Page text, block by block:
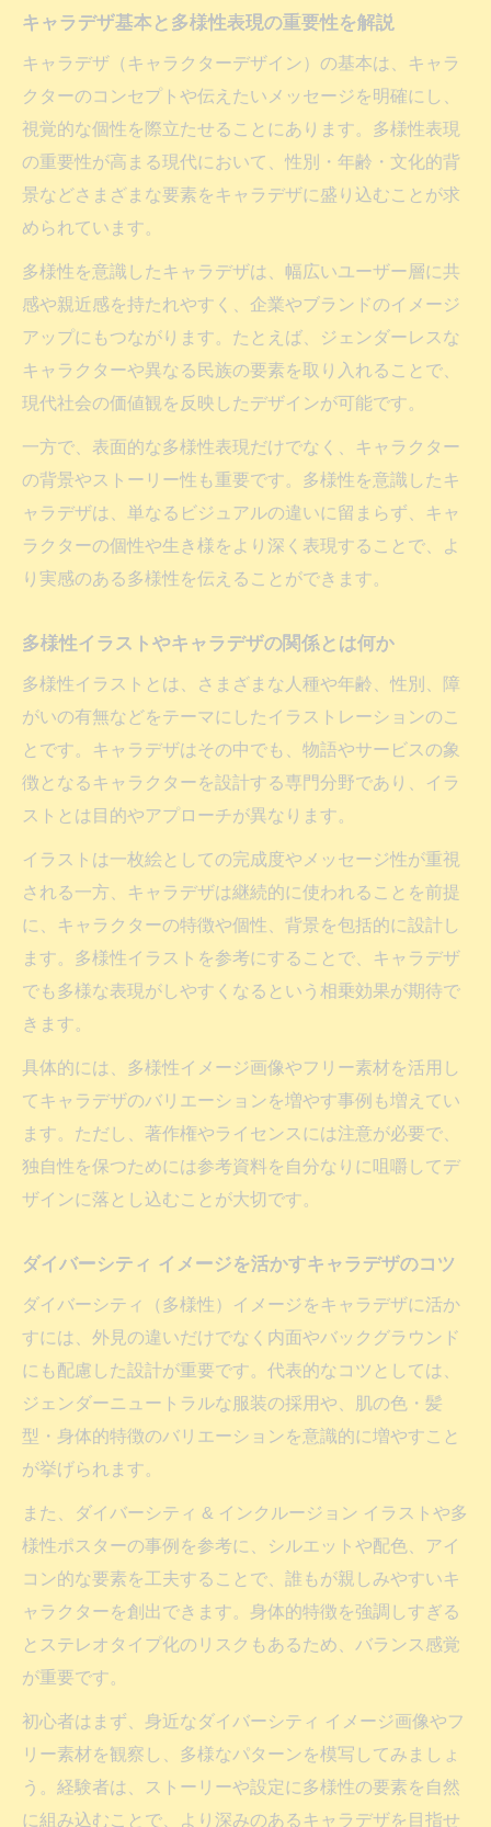
キャラデザにおけるイラストとの違いを徹底解
説
キャラデザとイラストの役割の違いを比較
分析
多様性イラストやキャラデザの定義を整理
する
イラストとキャラデザの境界線を明確に理
解
キャラデザに多様性を加える意義と実践法
キャラデザ視点で見る多様性 フリー素材の
活用方法
キャラデザで実現するジェンダーレス表現
の基本
ジェンダーレスなキャラデザを描く具体的
な工夫
ジェンダーレスなキャラデザと多様性素材
多様性表現を強化するキャラデザの工夫とは
多様性イメージ画像を参考にしたキャラデ
ザ方法
ダイバーシティ&インクルージョンを意識し
多様性ポスターを応用するキャラデザの発
想法
キャラデザ実務で使える多様性イラストの
選び方
著作権リスクを避けるキャラデザ実践テクニッ
キャラデザ制作時の著作権リスク基本対策
多様性イラストや素材利用で注意すべき点
キャラデザと著作権保護範囲の違いを解説
フリー素材で多様性キャラデザを安全に使
う方法
キャラデザ著作権トラブルを防ぐ実践ポイ
ント
資料作成に役立つ多様性キャラデザの事例集
キャラデザ事例で見る多様性イラスト活用
法
多様性イメージ画像を活かした資料作成術
多様性ポスター風キャラデザの実践事例紹
介
キャラデザ基本と多様性表現の重要性を解説
キャラデザ（キャラクターデザイン）の基本は、キャラ
クターのコンセプトや伝えたいメッセージを明確にし、
視覚的な個性を際立たせることにあります。多様性表現
の重要性が高まる現代において、性別・年齢・文化的背
景などさまざまな要素をキャラデザに盛り込むことが求
められています。
多様性を意識したキャラデザは、幅広いユーザー層に共
感や親近感を持たれやすく、企業やブランドのイメージ
アップにもつながります。たとえば、ジェンダーレスな
キャラクターや異なる民族の要素を取り入れることで、
現代社会の価値観を反映したデザインが可能です。
一方で、表面的な多様性表現だけでなく、キャラクター
の背景やストーリー性も重要です。多様性を意識したキ
ャラデザは、単なるビジュアルの違いに留まらず、キャ
ラクターの個性や生き様をより深く表現することで、よ
り実感のある多様性を伝えることができます。
多様性イラストやキャラデザの関係とは何か
多様性イラストとは、さまざまな人種や年齢、性別、障
がいの有無などをテーマにしたイラストレーションのこ
とです。キャラデザはその中でも、物語やサービスの象
徴となるキャラクターを設計する専門分野であり、イラ
ストとは目的やアプローチが異なります。
イラストは一枚絵としての完成度やメッセージ性が重視
される一方、キャラデザは継続的に使われることを前提
に、キャラクターの特徴や個性、背景を包括的に設計し
ます。多様性イラストを参考にすることで、キャラデザ
でも多様な表現がしやすくなるという相乗効果が期待で
きます。
具体的には、多様性イメージ画像やフリー素材を活用し
てキャラデザのバリエーションを増やす事例も増えてい
ます。ただし、著作権やライセンスには注意が必要で、
独自性を保つためには参考資料を自分なりに咀嚼してデ
ザインに落とし込むことが大切です。
ダイバーシティ イメージを活かすキャラデザのコツ
ダイバーシティ（多様性）イメージをキャラデザに活か
すには、外見の違いだけでなく内面やバックグラウンド
にも配慮した設計が重要です。代表的なコツとしては、
ジェンダーニュートラルな服装の採用や、肌の色・髪
型・身体的特徴のバリエーションを意識的に増やすこと
が挙げられます。
また、ダイバーシティ & インクルージョン イラストや多
様性ポスターの事例を参考に、シルエットや配色、アイ
コン的な要素を工夫することで、誰もが親しみやすいキ
ャラクターを創出できます。身体的特徴を強調しすぎる
とステレオタイプ化のリスクもあるため、バランス感覚
が重要です。
初心者はまず、身近なダイバーシティ イメージ画像やフ
リー素材を観察し、多様なパターンを模写してみましょ
う。経験者は、ストーリーや設定に多様性の要素を自然
に組み込むことで、より深みのあるキャラデザを目指せ